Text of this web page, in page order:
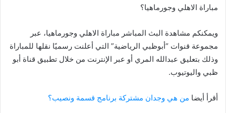
مباراة الاهلي وجورماهيا؟
ويمكنكم مشاهدة البث المباشر مباراة الاهلي وجورماهيا، عبر
مجموعة قنوات “أبوظبي الرياضية” التي أعلنت رسميًا نقلها للمباراة
وذلك بتعليق عبدالله المري أو عبر الإنترنت من خلال تطبيق قناة أبو
ظبي واليوتيوب.
أقرأ أيضا من هي وجدان مشتركة برنامج قسمة ونصيب؟